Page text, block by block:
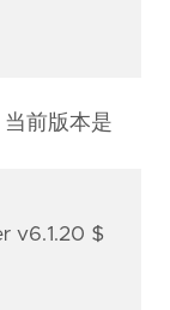
前版本是
v6.1.20 $